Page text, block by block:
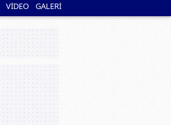
VİDEO GALERİ